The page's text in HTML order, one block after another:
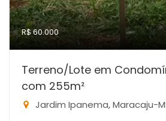
R$ 60.000
Terreno/Lote em
com 255m²
Jardim Ipanema, Maracaju-